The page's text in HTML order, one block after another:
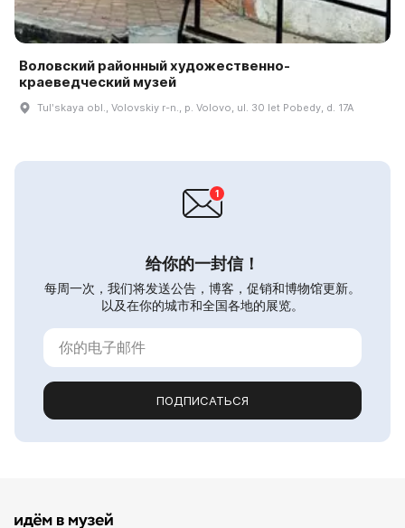
Воловский районный художественно-
краеведческий музей
Tulʹskaya obl., Volovskiy r-n., p. Volovo, ul. 30 let Pobedy, d. 17A
给你的一封信！
每周一次，我们将发送公告，博客，促销和博物馆更新。
以及在你的城市和全国各地的展览。
ПОДПИСАТЬСЯ